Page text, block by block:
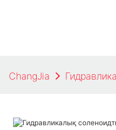
ChangJia